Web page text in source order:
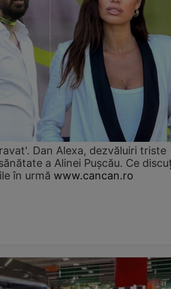
Dan Alexa, dezvăluiri triste
a Alinei Pușcău. Ce
în urmă www.cancan.ro